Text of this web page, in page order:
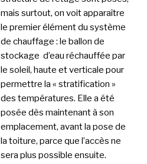
mais surtout, on voit apparaître
le premier élément du système
de chauffage : le ballon de
stockage d’eau réchauffée par
le soleil, haute et verticale pour
permettre la « stratification »
des températures. Elle a été
posée dès maintenant à son
emplacement, avant la pose de
la toiture, parce que l’accès ne
sera plus possible ensuite.